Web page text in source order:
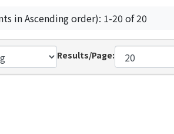
in Ascending order): 1-20 of 20
Results/Page: